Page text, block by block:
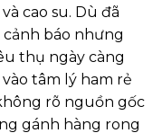
cao su. Dù đã
báo nhưng
thụ ngày càng
tâm lý ham rẻ
rõ nguồn gốc
gánh hàng rong